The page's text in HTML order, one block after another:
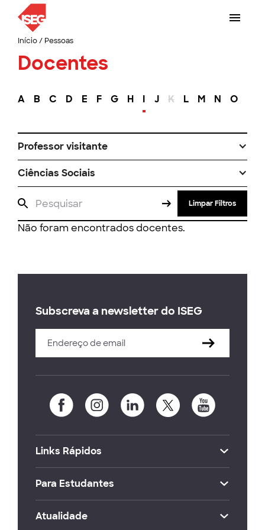
Início/ Pessoas
Docentes
A B C D E F G H I J K L M N O
Professor visitante
Ciências Sociais
Limpar Filtros
Não foram encontrados docentes.
Subscreva a newsletter do ISEG
Links Rápidos
Para Estudantes
Atualidade